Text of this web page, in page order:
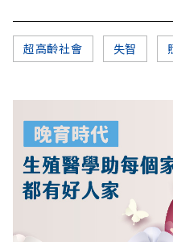
超高齡社會 失智